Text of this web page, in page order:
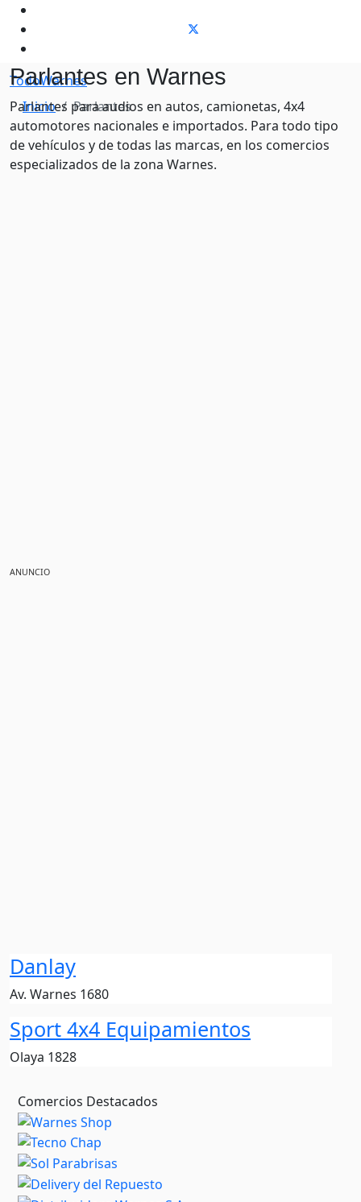
TodoWarnes
Inicio
Parlantes
Parlantes en Warnes
Parlantes para audios en autos, camionetas, 4x4
automotores nacionales e importados. Para todo tipo
de vehículos y de todas las marcas, en los comercios
especializados de la zona Warnes.
ANUNCIO
Danlay
Av. Warnes 1680
Sport 4x4 Equipamientos
Olaya 1828
Comercios Destacados